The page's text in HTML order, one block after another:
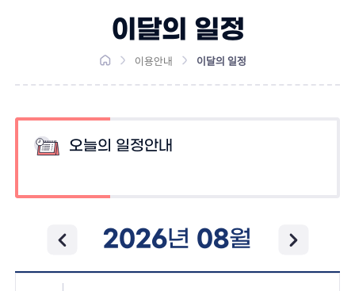
운영안내
이달의 식단
이달의 일정
이용안내 이달의 일정
오늘의 일정안내
2026년 08월